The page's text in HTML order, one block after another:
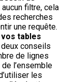
filtre, cela
recherches
une requête.
tables
conseils
de lignes
l’ensemble
les